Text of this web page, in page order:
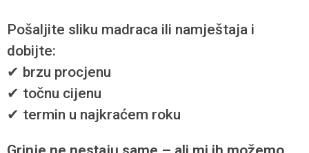
Pošaljite sliku madraca ili namještaja i
dobijte:
✔ brzu procjenu
✔ točnu cijenu
✔ termin u najkraćem roku